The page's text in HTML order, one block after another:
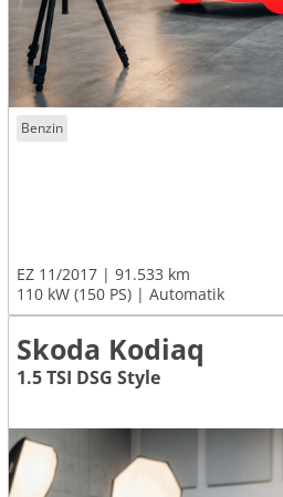
Benzin
EZ 11/2017
91.533 km
110 kW (150 PS)
Automatik
Skoda Kodiaq
1.5 TSI DSG Style